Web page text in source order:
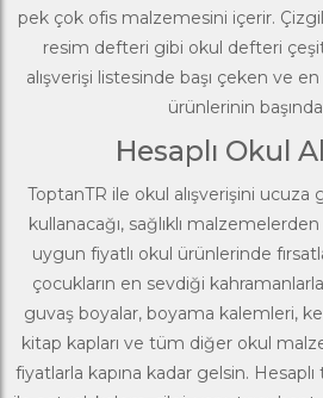
pek çok ofis malzemesini içerir.
resim defteri gibi okul defteri
alışverişi listesinde başı çeken ve en
ürünlerinin
Hesaplı Okul
ToptanTR ile okul alışverişini ucuza
kullanacağı, sağlıklı
uygun fiyatlı okul ürünlerinde
çocukların en sevdiği
guvaş boyalar, boyama kalemleri,
kitap kapları ve tüm diğer okul
fiyatlarla kapına kadar gelsin. Hesaplı